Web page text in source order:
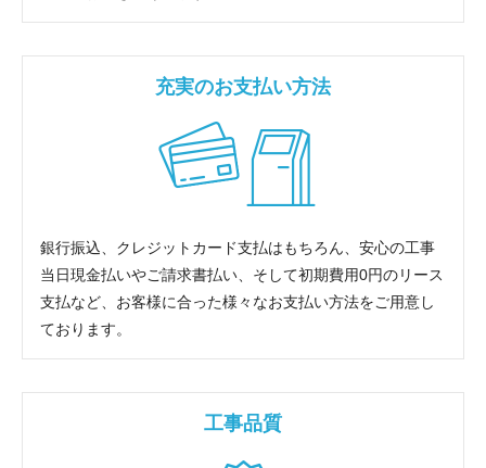
充実のお支払い方法
銀行振込、クレジットカード支払はもちろん、安心の工事
当日現金払いやご請求書払い、そして初期費用0円のリース
支払など、お客様に合った様々なお支払い方法をご用意し
ております。
工事品質